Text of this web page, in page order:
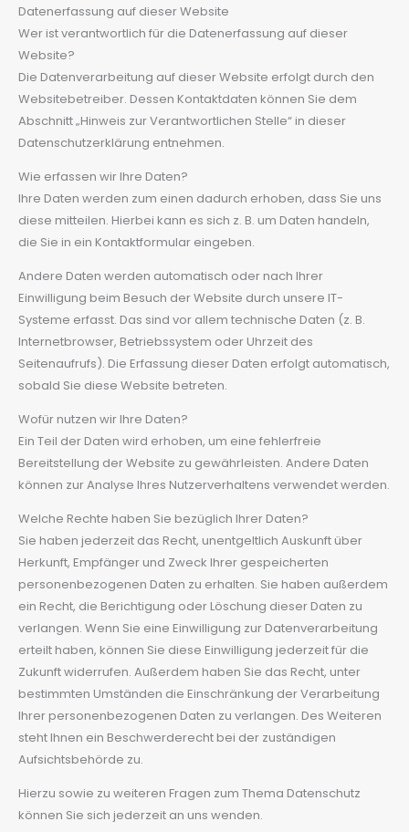
Datenerfassung auf dieser Website
Wer ist verantwortlich für die Datenerfassung auf dieser
Website?
Die Datenverarbeitung auf dieser Website erfolgt durch den
Websitebetreiber. Dessen Kontaktdaten können Sie dem
Abschnitt „Hinweis zur Verantwortlichen Stelle“ in dieser
Datenschutzerklärung entnehmen.
Wie erfassen wir Ihre Daten?
Ihre Daten werden zum einen dadurch erhoben, dass Sie uns
diese mitteilen. Hierbei kann es sich z. B. um Daten handeln,
die Sie in ein Kontaktformular eingeben.
Andere Daten werden automatisch oder nach Ihrer
Einwilligung beim Besuch der Website durch unsere IT-
Systeme erfasst. Das sind vor allem technische Daten (z. B.
Internetbrowser, Betriebssystem oder Uhrzeit des
Seitenaufrufs). Die Erfassung dieser Daten erfolgt automatisch,
sobald Sie diese Website betreten.
Wofür nutzen wir Ihre Daten?
Ein Teil der Daten wird erhoben, um eine fehlerfreie
Bereitstellung der Website zu gewährleisten. Andere Daten
können zur Analyse Ihres Nutzerverhaltens verwendet werden.
Welche Rechte haben Sie bezüglich Ihrer Daten?
Sie haben jederzeit das Recht, unentgeltlich Auskunft über
Herkunft, Empfänger und Zweck Ihrer gespeicherten
personenbezogenen Daten zu erhalten. Sie haben außerdem
ein Recht, die Berichtigung oder Löschung dieser Daten zu
verlangen. Wenn Sie eine Einwilligung zur Datenverarbeitung
erteilt haben, können Sie diese Einwilligung jederzeit für die
Zukunft widerrufen. Außerdem haben Sie das Recht, unter
bestimmten Umständen die Einschränkung der Verarbeitung
Ihrer personenbezogenen Daten zu verlangen. Des Weiteren
steht Ihnen ein Beschwerderecht bei der zuständigen
Aufsichtsbehörde zu.
Hierzu sowie zu weiteren Fragen zum Thema Datenschutz
können Sie sich jederzeit an uns wenden.